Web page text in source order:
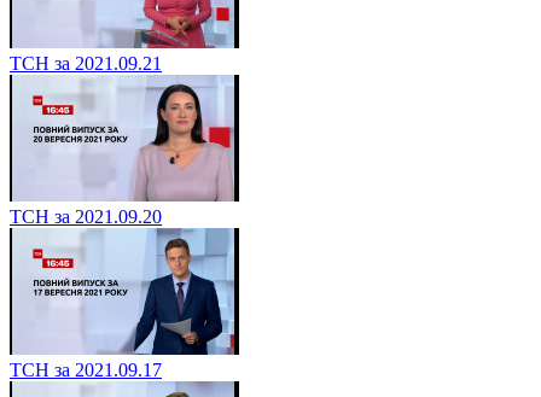
ТСН за 2021.09.21
ТСН за 2021.09.20
ТСН за 2021.09.17